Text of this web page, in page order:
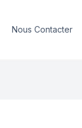
Nous Contacter